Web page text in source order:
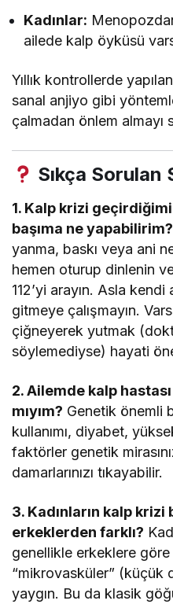
Kadınlar:
ailede kalp öyküsü
Yıllık kontrollerde
sanal anjiyo gibi
çalmadan önlem almayı
Sıkça Sorulan
1. Kalp krizi geçirdiğimi
başıma ne yapabilirim?
yanma, baskı veya ani
hemen oturup dinlenin
112’yi arayın. Asla kendi
gitmeye çalışmayın.
çiğneyerek yutmak
söylemediyse) hayati
2. Ailemde kalp
mıyım? Genetik önemli
kullanımı, diyabet,
faktörler genetik
damarlarınızı tıkayabilir.
3. Kadınların kalp
erkeklerden farklı?
genellikle erkeklere
“mikrovasküler” (küçük
yaygın. Bu da klasik